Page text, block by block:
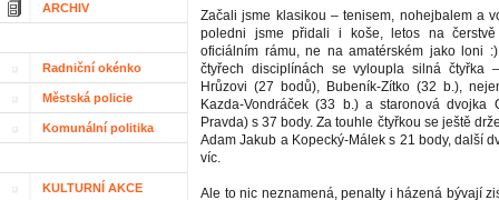
ARCHIV
Radniční okénko
Městská policie
Komunální politika
KULTURNÍ AKCE
Začali jsme klasikou – tenisem, nohejbalem a
poledni jsme přidali i koše, letos na čerstvě
oficiálním rámu, ne na amatérském jako loni
čtyřech disciplínách se vyloupla silná čtyřka
Hrůzovi (27 bodů), Bubeník-Zítko (32 b.),
Kazda-Vondráček (33 b.) a staronová dvojka
Pravda) s 37 body. Za touhle čtyřkou se ještě
Adam Jakub a Kopecký-Málek s 21 body, další
víc.
Ale to nic neznamená, penalty i házená bývají